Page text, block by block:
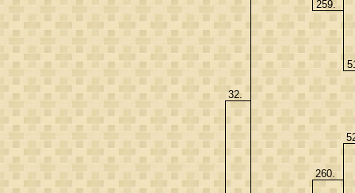
32.
259.
260.